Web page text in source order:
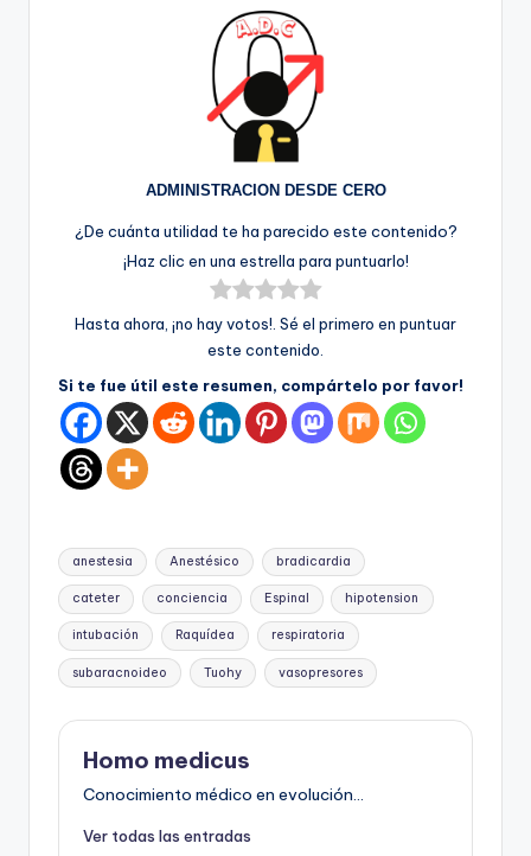
ADMINISTRACION DESDE CERO
¿De cuánta utilidad te ha parecido este contenido?
¡Haz clic en una estrella para puntuarlo!
Hasta ahora, ¡no hay votos!. Sé el primero en puntuar
este contenido.
Si te fue útil este resumen, compártelo por favor!
Etiquetas:
anestesia Anestésico bradicardia
cateter conciencia Espinal hipotension
intubación Raquídea respiratoria
subaracnoideo Tuohy vasopresores
Homo medicus
Conocimiento médico en evolución...
Ver todas las entradas